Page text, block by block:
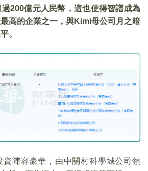
200億元人民幣，這也使得智譜成為
高的企業之一，與Kimi母公司月之暗
。
資陣容豪華，由中關村科學城公司領